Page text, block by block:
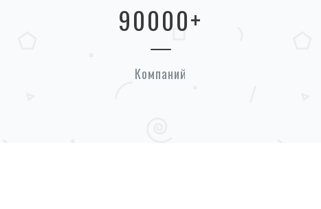
90000+
Компаний